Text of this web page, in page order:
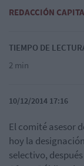
REDACCIÓN
TIEMPO DE
2 min
10/12/2014 17:16
El comité asesor
hoy la
selectivo,